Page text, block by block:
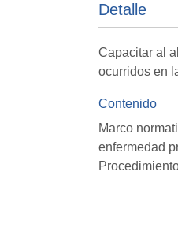
Detalle
Capacitar al
ocurridos en
Contenido
Marco
enfermedad